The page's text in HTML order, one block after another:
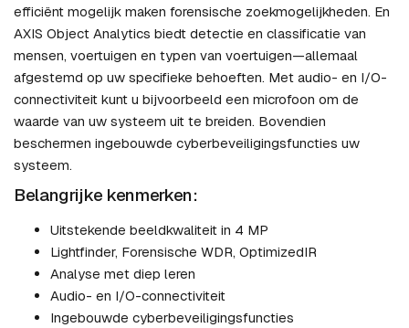
efficiënt mogelijk maken forensische zoekmogelijkheden. En
AXIS Object Analytics biedt detectie en classificatie van
mensen, voertuigen en typen van voertuigen—allemaal
afgestemd op uw specifieke behoeften. Met audio- en I/O-
connectiviteit kunt u bijvoorbeeld een microfoon om de
waarde van uw systeem uit te breiden. Bovendien
beschermen ingebouwde cyberbeveiligingsfuncties uw
systeem.
Belangrijke kenmerken:
Uitstekende beeldkwaliteit in 4 MP
Lightfinder, Forensische WDR, OptimizedIR
Analyse met diep leren
Audio- en I/O-connectiviteit
Ingebouwde cyberbeveiligingsfuncties